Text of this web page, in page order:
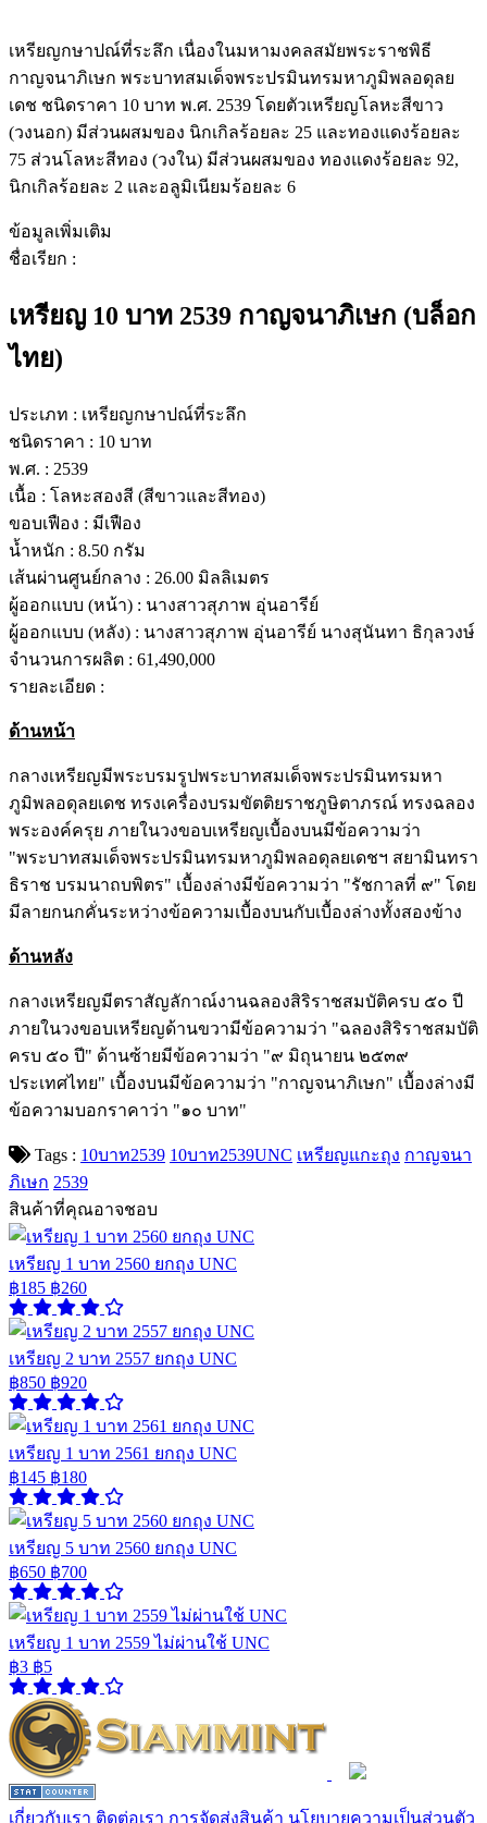
เหรียญกษาปณ์ที่ระลึก เนื่องในมหามงคลสมัยพระราชพิธี
กาญจนาภิเษก พระบาทสมเด็จพระปรมินทรมหาภูมิพลอดุลย
เดช ชนิดราคา 10 บาท พ.ศ. 2539 โดยตัวเหรียญโลหะสีขาว
(วงนอก) มีส่วนผสมของ นิกเกิลร้อยละ 25 และทองแดงร้อยละ
75 ส่วนโลหะสีทอง (วงใน) มีส่วนผสมของ ทองแดงร้อยละ 92,
นิกเกิลร้อยละ 2 และอลูมิเนียมร้อยละ 6
ข้อมูลเพิ่มเติม
ชื่อเรียก :
เหรียญ 10 บาท 2539 กาญจนาภิเษก (บล็อก
ไทย)
ประเภท : เหรียญกษาปณ์ที่ระลึก
ชนิดราคา : 10 บาท
พ.ศ. : 2539
เนื้อ : โลหะสองสี (สีขาวและสีทอง)
ขอบเฟือง : มีเฟือง
น้ำหนัก : 8.50 กรัม
เส้นผ่านศูนย์กลาง : 26.00 มิลลิเมตร
ผู้ออกแบบ (หน้า) : นางสาวสุภาพ อุ่นอารีย์
ผู้ออกแบบ (หลัง) : นางสาวสุภาพ อุ่นอารีย์ นางสุนันทา ธิกุลวงษ์
จำนวนการผลิต : 61,490,000
รายละเอียด :
ด้านหน้า
กลางเหรียญมีพระบรมรูปพระบาทสมเด็จพระปรมินทรมหา
ภูมิพลอดุลยเดช ทรงเครื่องบรมขัตติยราชภูษิตาภรณ์ ทรงฉลอง
พระองค์ครุย ภายในวงขอบเหรียญเบื้องบนมีข้อความว่า
"พระบาทสมเด็จพระปรมินทรมหาภูมิพลอดุลยเดชฯ สยามินทรา
ธิราช บรมนาถบพิตร" เบื้องล่างมีข้อความว่า "รัชกาลที่ ๙" โดย
มีลายกนกคั่นระหว่างข้อความเบื้องบนกับเบื้องล่างทั้งสองข้าง
ด้านหลัง
กลางเหรียญมีตราสัญลักาณ์งานฉลองสิริราชสมบัติครบ ๕๐ ปี
ภายในวงขอบเหรียญด้านขวามีข้อความว่า "ฉลองสิริราชสมบัติ
ครบ ๕๐ ปี" ด้านซ้ายมีข้อความว่า "๙ มิถุนายน ๒๕๓๙
ประเทศไทย" เบื้องบนมีข้อความว่า "กาญจนาภิเษก" เบื้องล่างมี
ข้อความบอกราคาว่า "๑๐ บาท"
Tags : 10บาท2539 10บาท2539UNC เหรียญแกะถุง กาญจนา
ภิเษก 2539
สินค้าที่คุณอาจชอบ
เหรียญ 1 บาท 2560 ยกถุง UNC
฿185 ฿260
เหรียญ 2 บาท 2557 ยกถุง UNC
฿850 ฿920
เหรียญ 1 บาท 2561 ยกถุง UNC
฿145 ฿180
เหรียญ 5 บาท 2560 ยกถุง UNC
฿650 ฿700
เหรียญ 1 บาท 2559 ไม่ผ่านใช้ UNC
฿3 ฿5
เกี่ยวกับเรา ติดต่อเรา การจัดส่งสินค้า นโยบายความเป็นส่วนตัว